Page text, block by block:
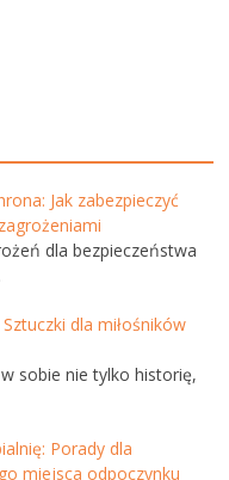
Jak zabezpieczyć
dla bezpieczeństwa
dla miłośników
sobie nie tylko historię,
Porady dla
miejsca odpoczynku